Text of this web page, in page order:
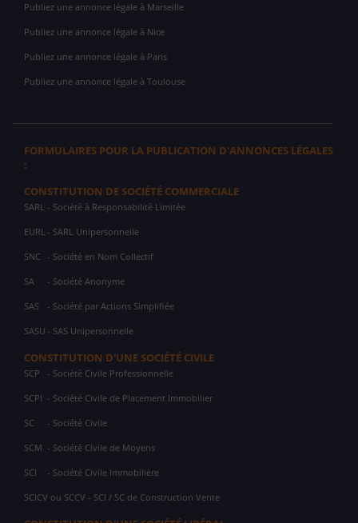
Publiez une annonce légale à Marseille
Publiez une annonce légale à Nice
Publiez une annonce légale à Paris
Publiez une annonce légale à Toulouse
FORMULAIRES POUR LA PUBLICATION D'ANNONCES LÉGALES
:
CONSTITUTION DE SOCIÉTÉ COMMERCIALE
SARL - Société à Responsabilité Limitée
EURL - SARL Unipersonnelle
SNC - Société en Nom Collectif
SA - Société Anonyme
SAS - Société par Actions Simplifiée
SASU - SAS Unipersonnelle
CONSTITUTION D'UNE SOCIÉTÉ CIVILE
SCP - Société Civile Professionnelle
SCPI - Société Civile de Placement Immobilier
SC - Société Civile
SCM - Société Civile de Moyens
SCI - Société Civile Immobilière
SCICV ou SCCV - SCI / SC de Construction Vente